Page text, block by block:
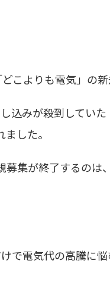
こよりも電気」の
込みが殺到してい
した。
募集が終了するの
で電気代の高騰に